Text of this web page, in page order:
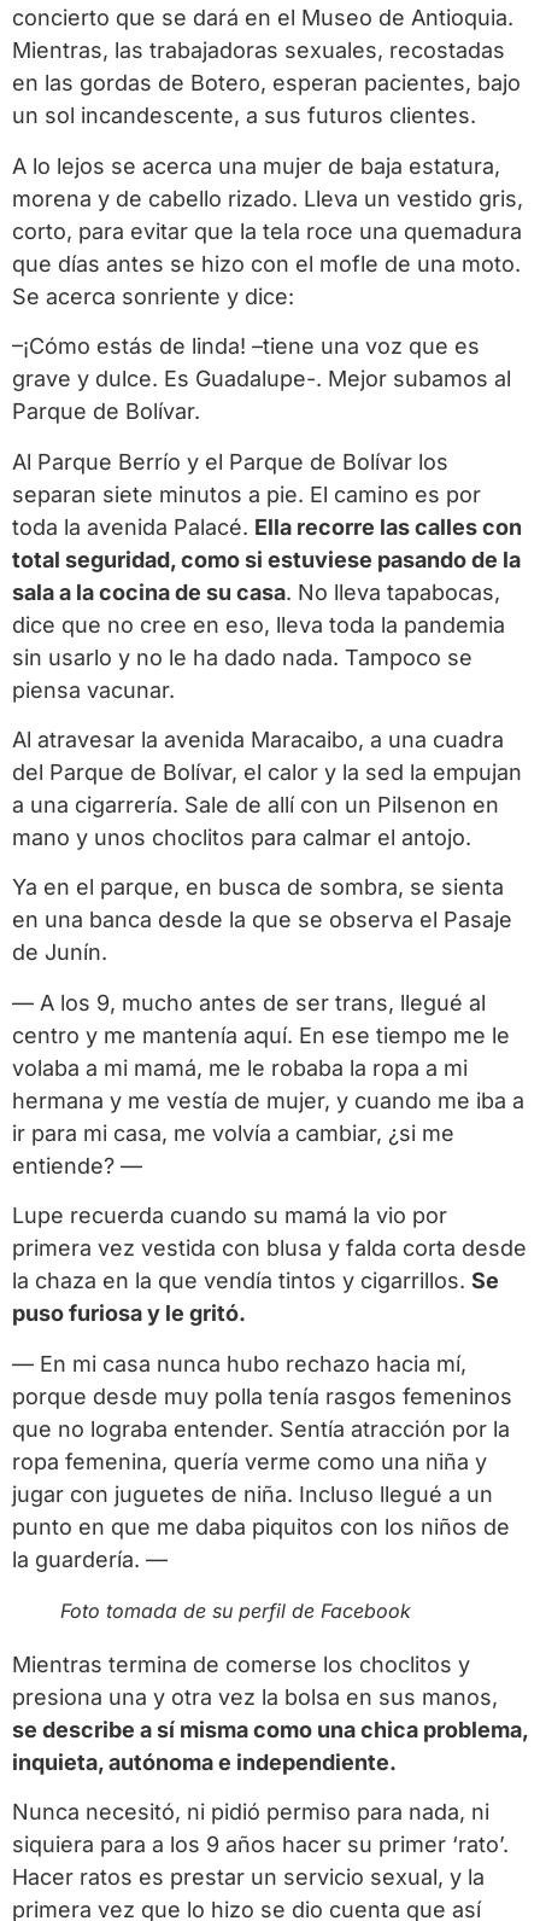
concierto que se dará en el Museo de Antioquia.
Mientras, las trabajadoras sexuales, recostadas
en las gordas de Botero, esperan pacientes, bajo
un sol incandescente, a sus futuros clientes.
A lo lejos se acerca una mujer de baja estatura,
morena y de cabello rizado. Lleva un vestido gris,
corto, para evitar que la tela roce una quemadura
que días antes se hizo con el mofle de una moto.
Se acerca sonriente y dice:
–¡Cómo estás de linda! –tiene una voz que es
grave y dulce. Es Guadalupe-. Mejor subamos al
Parque de Bolívar.
Al Parque Berrío y el Parque de Bolívar los
separan siete minutos a pie. El camino es por
toda la avenida Palacé. Ella recorre las calles con
total seguridad, como si estuviese pasando de la
sala a la cocina de su casa. No lleva tapabocas,
dice que no cree en eso, lleva toda la pandemia
sin usarlo y no le ha dado nada. Tampoco se
piensa vacunar.
Al atravesar la avenida Maracaibo, a una cuadra
del Parque de Bolívar, el calor y la sed la empujan
a una cigarrería. Sale de allí con un Pilsenon en
mano y unos choclitos para calmar el antojo.
Ya en el parque, en busca de sombra, se sienta
en una banca desde la que se observa el Pasaje
de Junín.
— A los 9, mucho antes de ser trans, llegué al
centro y me mantenía aquí. En ese tiempo me le
volaba a mi mamá, me le robaba la ropa a mi
hermana y me vestía de mujer, y cuando me iba a
ir para mi casa, me volvía a cambiar, ¿si me
entiende? —
Lupe recuerda cuando su mamá la vio por
primera vez vestida con blusa y falda corta desde
la chaza en la que vendía tintos y cigarrillos. Se
puso furiosa y le gritó.
— En mi casa nunca hubo rechazo hacia mí,
porque desde muy polla tenía rasgos femeninos
que no lograba entender. Sentía atracción por la
ropa femenina, quería verme como una niña y
jugar con juguetes de niña. Incluso llegué a un
punto en que me daba piquitos con los niños de
la guardería. —
Foto tomada de su perfil de Facebook
Mientras termina de comerse los choclitos y
presiona una y otra vez la bolsa en sus manos,
se describe a sí misma como una chica problema,
inquieta, autónoma e independiente.
Nunca necesitó, ni pidió permiso para nada, ni
siquiera para a los 9 años hacer su primer ‘rato’.
Hacer ratos es prestar un servicio sexual, y la
primera vez que lo hizo se dio cuenta que así